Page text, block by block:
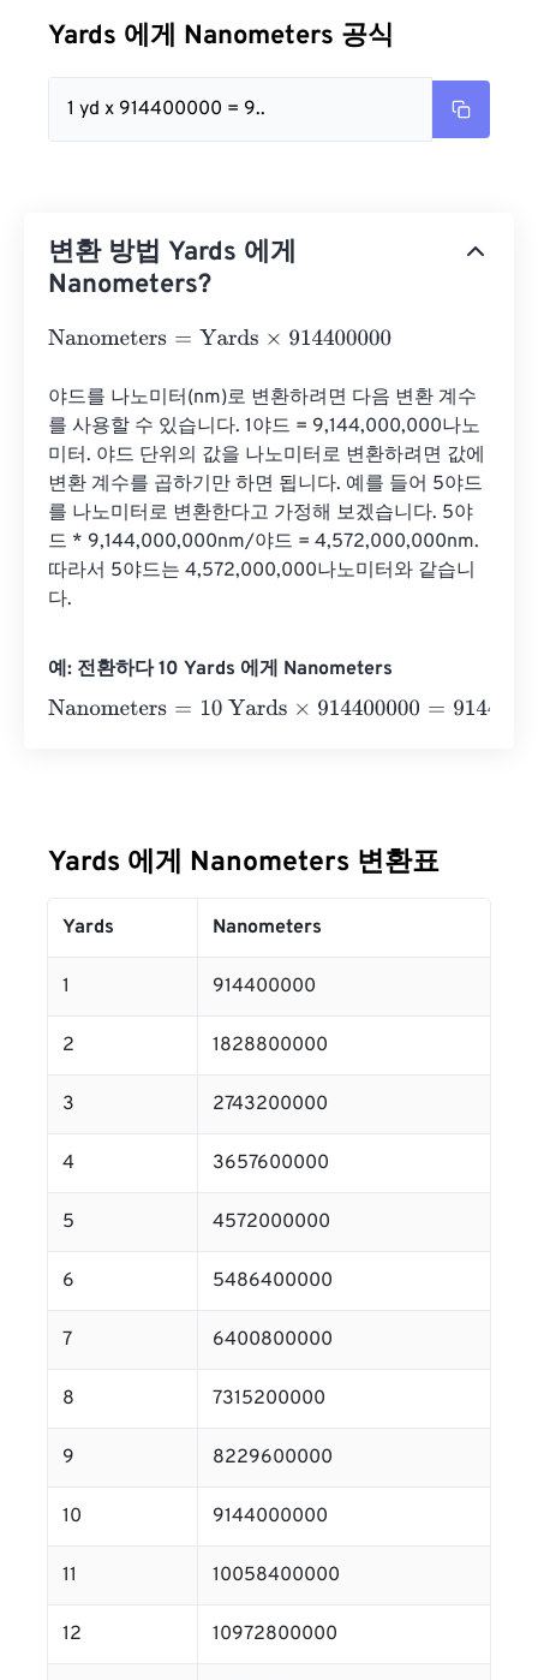
Yards 에게 Nanometers 공식
1 yd x 914400000 = 9..
변환 방법 Yards 에게
Nanometers?
Nanometers= Yards×914400000
야드를 나노미터(nm)로 변환하려면 다음 변환 계수
를 사용할 수 있습니다. 1야드 = 9,144,000,000나노
미터. 야드 단위의 값을 나노미터로 변환하려면 값에
변환 계수를 곱하기만 하면 됩니다. 예를 들어 5야드
를 나노미터로 변환한다고 가정해 보겠습니다. 5야
드 * 9,144,000,000nm/야드 = 4,572,000,000nm.
따라서 5야드는 4,572,000,000나노미터와 같습니
다.
예: 전환하다 10 Yards 에게 Nanometers
Nanometers= 10 Yards×914400000=9144000000
Yards 에게 Nanometers 변환표
Yards Nanometers
1 914400000
2 1828800000
3 2743200000
4 3657600000
5 4572000000
6 5486400000
7 6400800000
8 7315200000
9 8229600000
10 9144000000
11 10058400000
12 10972800000